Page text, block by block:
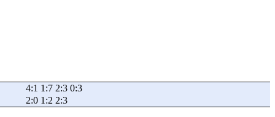
4:1 1:7 2:3 0:3
2:0 1:2 2:3